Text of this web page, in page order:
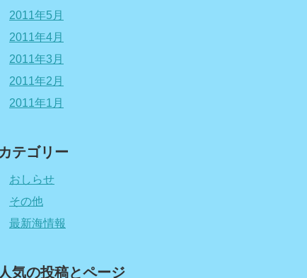
2011年5月
2011年4月
2011年3月
2011年2月
2011年1月
カテゴリー
おしらせ
その他
最新海情報
人気の投稿とページ